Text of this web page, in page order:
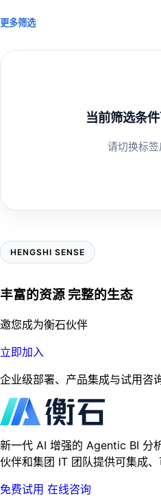
更多筛选
当前筛选条
请切换标签
HENGSHI SENSE
丰富的资源 完整的生态
邀您成为衡石伙伴
立即加入
企业级部署、产品集成与试用咨
新一代 AI 增强的 Agentic BI 分
伙伴和集团 IT 团队提供可集成、
免费试用 在线咨询